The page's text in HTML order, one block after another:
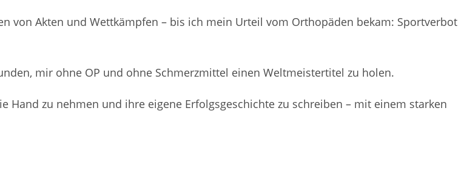
von Akten und Wettkämpfen – bis ich mein Urteil vom Orthopäden bekam: Sportverbot
mir ohne OP und ohne Schmerzmittel einen Weltmeistertitel zu holen.
zu nehmen und ihre eigene Erfolgsgeschichte zu schreiben – mit einem starken